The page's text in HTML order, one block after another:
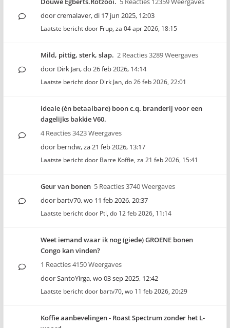
doorcremalaver,di 17 jun 2025, 12:03
Laatste bericht door Frup, za 04 apr 2026, 18:15
Mild, pittig, sterk, slap. 2 Reacties 3289 Weergaves
door Dirk Jan,do 26 feb 2026, 14:14
Laatste bericht door Dirk Jan, do 26 feb 2026, 22:01
ideale (én betaalbare) boon c.q. branderij voor een
dagelijks bakkie V60.
4 Reacties 3423 Weergaves
door berndw,za 21 feb 2026, 13:17
Laatste bericht door Barre Koffie, za 21 feb 2026, 15:41
Geur van bonen 5 Reacties 3740 Weergaves
door bartv70,wo 11 feb 2026, 20:37
Laatste bericht door Pti, do 12 feb 2026, 11:14
Weet iemand waar ik nog (giede) GROENE bonen
Congo kan vinden?
1 Reacties 4150 Weergaves
doorSantoYirga,wo 03 sep 2025, 12:42
Laatste bericht door bartv70, wo 11 feb 2026, 20:29
Koffie aanbevelingen - Roast Spectrum zonder het L-